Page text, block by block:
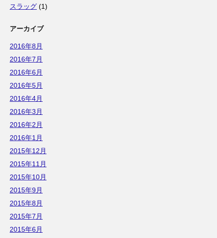
スラッグ (1)
アーカイブ
2016年8月
2016年7月
2016年6月
2016年5月
2016年4月
2016年3月
2016年2月
2016年1月
2015年12月
2015年11月
2015年10月
2015年9月
2015年8月
2015年7月
2015年6月